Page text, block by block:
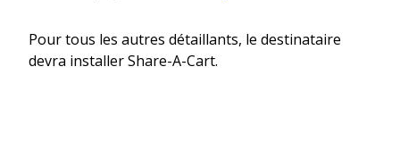
Pour tous les autres détaillants, le destinataire
devra installer Share-A-Cart.